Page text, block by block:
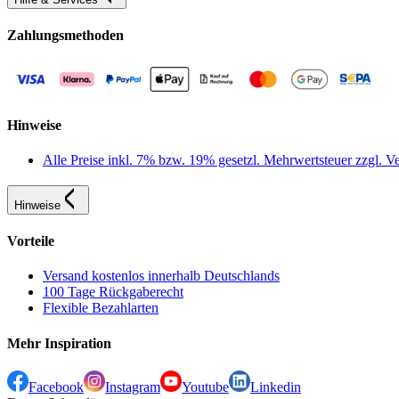
Zahlungsmethoden
Hinweise
Alle Preise inkl. 7% bzw. 19% gesetzl. Mehrwertsteuer zzgl.
Hinweise
Vorteile
Versand kostenlos innerhalb Deutschlands
100 Tage Rückgaberecht
Flexible Bezahlarten
Mehr Inspiration
Facebook Instagram Youtube
Linkedin